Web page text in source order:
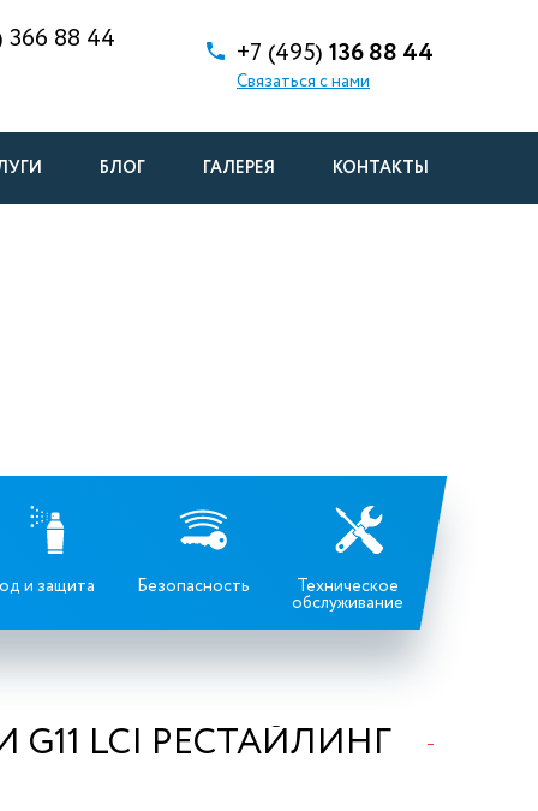
366 88 44 +7 (495) 136 88 44
Связаться с нами
БЛОГ ГАЛЕРЕЯ КОНТАКТЫ
и защита Безопасность Техническое
обслуживание
LCI РЕСТАЙЛИНГ